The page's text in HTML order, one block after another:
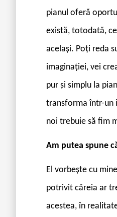
pianul oferă
există, totodată,
același. Poți reda
imaginației, vei
pur și simplu la
transforma într-un
noi trebuie să fim
Am putea spune
El vorbește cu
potrivit căreia ar
acestea, în